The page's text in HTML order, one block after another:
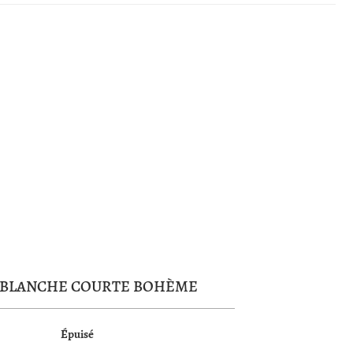
COURTE BOHÈME
Épuisé